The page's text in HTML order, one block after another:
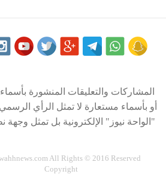
المشاركات والتعليقات المنشورة
أو بأسماء مستعارة لا تمثل الرأي
"الواحة نيوز" الإلكترونية بل تمثل وجهة
All Rights © 2016 Reserved
Copyright